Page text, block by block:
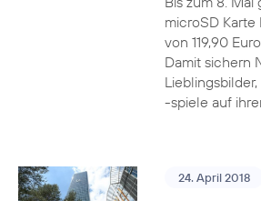
microSD Karte
von 119,90
Damit sichern
-spiele auf
24. April 2018